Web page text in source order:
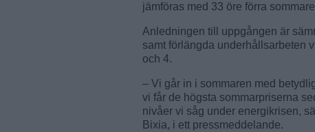
jämföras med 33 öre förra
Anledningen till uppgången är
samt förlängda underhållsarbeten
och 4.
– Vi går in i sommaren med
vi får de högsta sommarpriserna
nivåer vi såg under energikrisen,
Bixia, i ett pressmeddelande.